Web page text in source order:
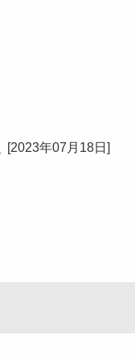
[2023年07月18日 ]